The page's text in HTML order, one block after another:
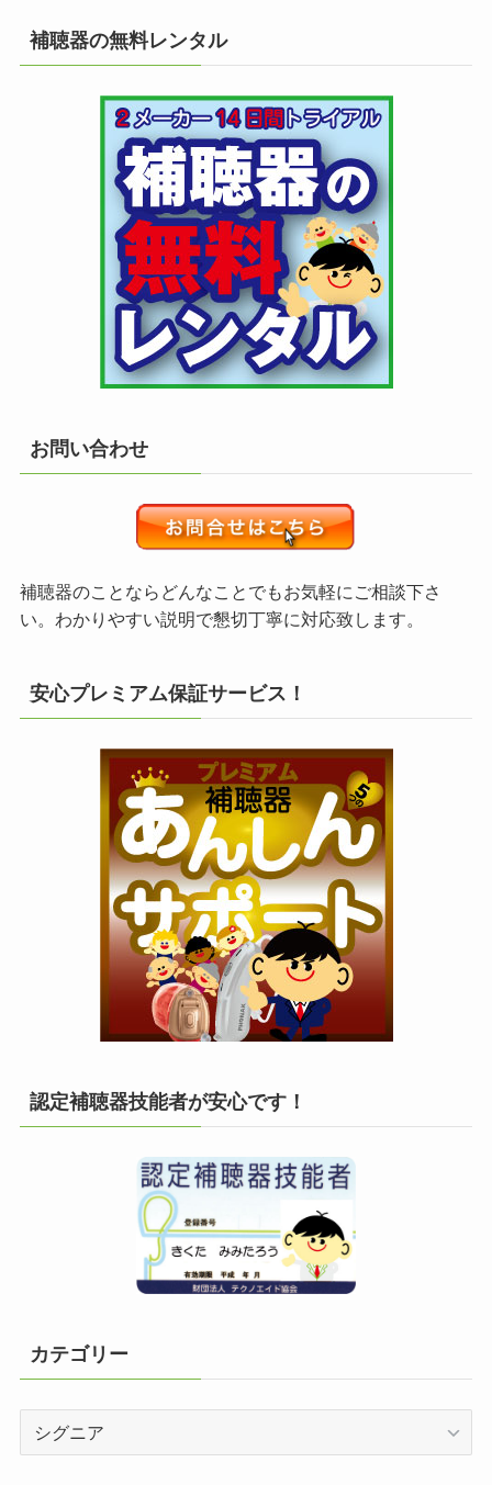
補聴器の無料レンタル
お問い合わせ
補聴器のことならどんなことでもお気軽にご相談下さ
い。わかりやすい説明で懇切丁寧に対応致します。
安心プレミアム保証サービス！
認定補聴器技能者が安心です！
カテゴリー